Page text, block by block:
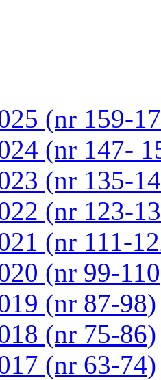
(nr 159-
(nr 147-
(nr 135-
(nr 123-
(nr 111-
(nr 99-
(nr 87-98)
(nr 75-86)
(nr 63-74)